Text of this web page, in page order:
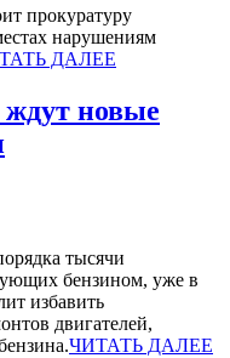
прокуратуру
нарушениям
ДАЛЕЕ
новые
тысячи
бензином, уже в
избавить
двигателей,
ЧИТАТЬ ДАЛЕЕ